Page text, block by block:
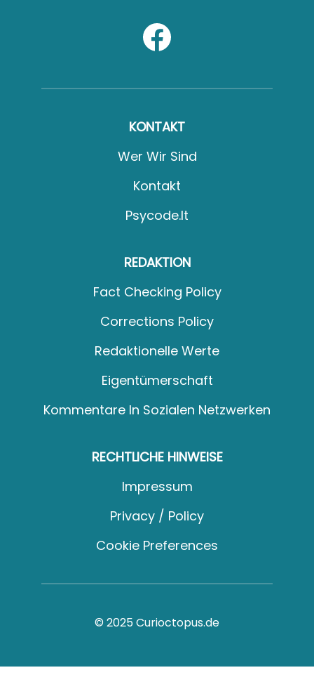
KONTAKT
Wer Wir Sind
Kontakt
Psycode.it
REDAKTION
Fact Checking Policy
Corrections Policy
Redaktionelle Werte
Eigentümerschaft
Kommentare In Sozialen Netzwerken
RECHTLICHE HINWEISE
Impressum
Privacy / Policy
Cookie Preferences
© 2025 Curioctopus.de